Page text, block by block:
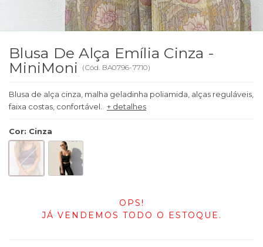
Blusa De Alça Emília Cinza -
MiniMoni
(Cód. BA0796-7710)
Blusa de alça cinza, malha geladinha poliamida, alças reguláveis,
faixa costas, confortável.
+ detalhes
Cor: Cinza
OPS!
JÁ VENDEMOS TODO O ESTOQUE.